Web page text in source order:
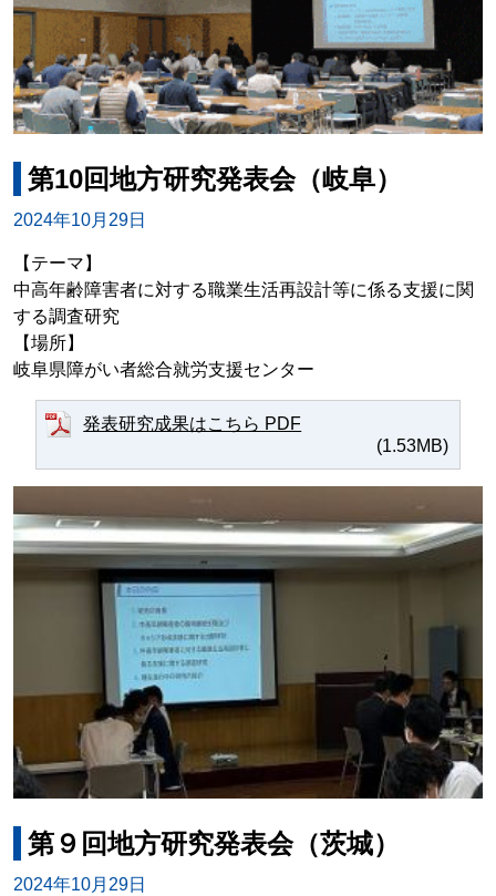
第10回地方研究発表会（岐阜）
2024年10月29日
【テーマ】
中高年齢障害者に対する職業生活再設計等に係る支援に関
する調査研究
【場所】
岐阜県障がい者総合就労支援センター
発表研究成果はこちら PDF
(1.53MB)
第９回地方研究発表会（茨城）
2024年10月29日